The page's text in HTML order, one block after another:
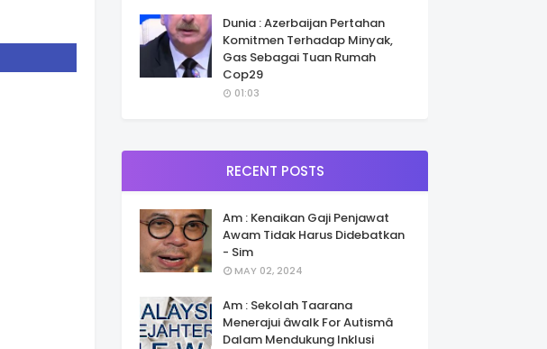
Dunia : Azerbaijan Pertahan
Komitmen Terhadap Minyak,
Gas Sebagai Tuan Rumah
Cop29
01:03
RECENT POSTS
Am : Kenaikan Gaji Penjawat
Awam Tidak Harus Didebatkan
- Sim
MAY 02, 2024
Am : Sekolah Taarana
Menerajui âwalk For Autismâ
Dalam Mendukung Inklusi